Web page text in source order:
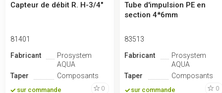
Capteur de débit R. H-3/4"
81401
Fabricant
Prosystem
AQUA
Taper
Composants
sur commande 0
Tube d'impulsion PE en
section 4*6mm
83513
Fabricant
Prosystem
AQUA
Taper
Composants
sur commande 0